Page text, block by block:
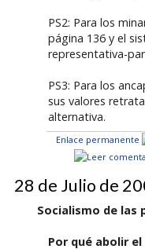
PS2: Para los
página 136 y el
representativa-
PS3: Para los
sus valores
alternativa.
Enlace permanente
28 de Julio de
Socialismo de las
Por qué abolir